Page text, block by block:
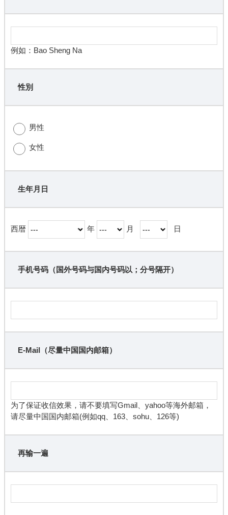
例如：Bao Sheng Na
性別
男性
女性
生年月日
西暦 年 月 日
手机号码（国外号码与国内号码以；分号隔开）
E-Mail（尽量中国国内邮箱）
为了保证收信效果，请不要填写Gmail、yahoo等海外邮箱，
请尽量中国国内邮箱(例如qq、163、sohu、126等)
再输一遍